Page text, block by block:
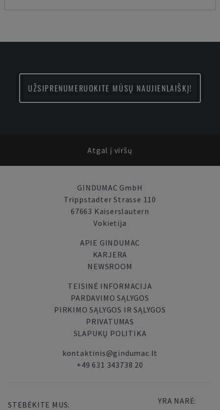
UŽSIPRENUMERUOKITE MŪSŲ NAUJIENLAIŠKĮ!
Atgal į viršų
GINDUMAC GmbH
Trippstadter Strasse 110
67663 Kaiserslautern
Vokietija
APIE GINDUMAC
KARJERA
NEWSROOM
TEISINĖ INFORMACIJA
PARDAVIMO SĄLYGOS
PIRKIMO SĄLYGOS IR SĄLYGOS
PRIVATUMAS
SLAPUKŲ POLITIKA
kontaktinis@gindumac.lt
+49 631 343738 20
STEBĖKITE MUS: YRA NARĖ: